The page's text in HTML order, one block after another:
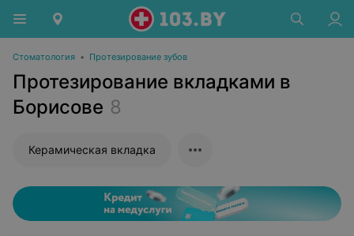
Стоматология • Протезирование зубов
Протезирование вкладками в
Борисове 8
Керамическая вкладка